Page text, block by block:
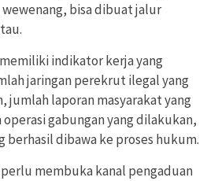
bisa dibuat jalur
indikator kerja yang
jaringan perekrut ilegal yang
jumlah laporan masyarakat yang
gabungan yang dilakukan,
berhasil dibawa ke proses hukum.
membuka kanal pengaduan